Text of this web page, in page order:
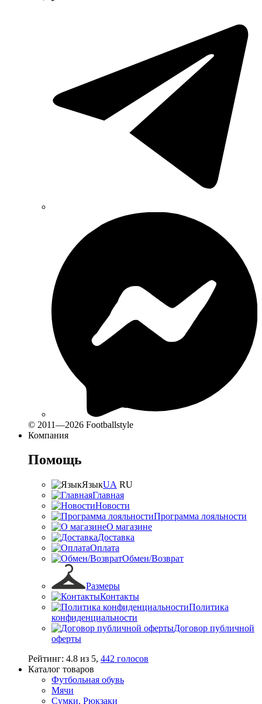
© 2011—2026 Footballstyle
Компания
Помощь
ЯзыкUA RU
Главная
Новости
Программа лояльности
О магазине
Доставка
Оплата
Обмен/Возврат
Размеры
Контакты
Политика
конфиденциальности
Договор публичной
оферты
Рейтинг: 4.8 из 5, 442 голосов
Каталог товаров
Футбольная обувь
Мячи
Сумки, Рюкзаки